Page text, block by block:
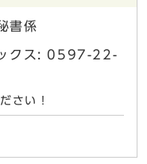
書係
クス: 0597-22-
さい！